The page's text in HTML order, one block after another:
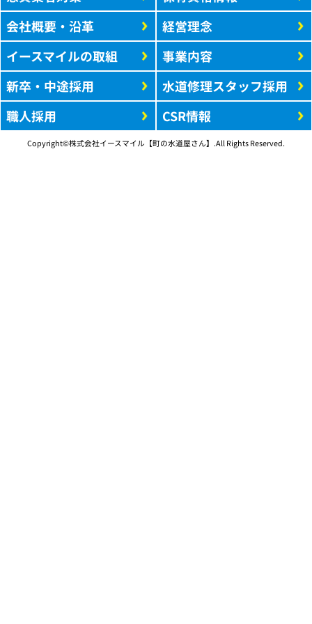
会社概要・沿革
イースマイルの取組
新卒・中途採用
職人採用
経営理念
事業内容
水道修理スタッフ採用
CSR情報
Copyright©株式会社イースマイル【町の水道屋さん】.All Rights Reserved.